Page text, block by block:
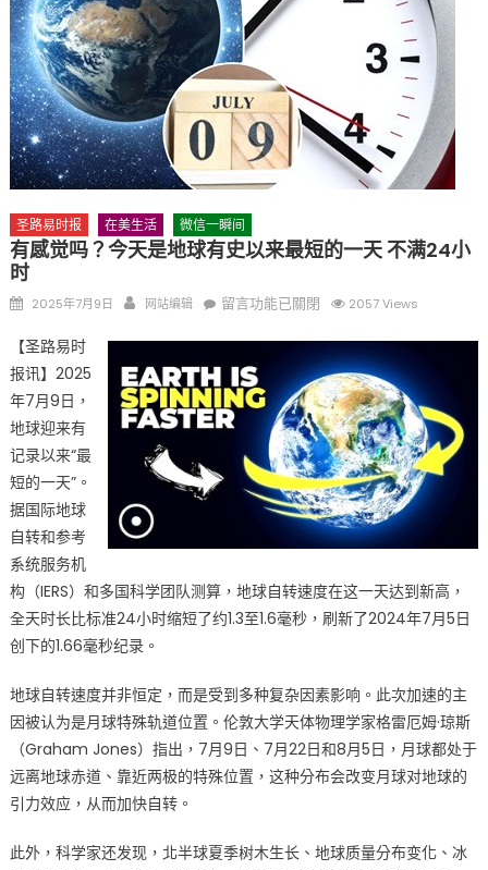
园“中华日三十周年特别报道（五）
筝声与琴韵交汇：刘励(Li Statler)与钢琴家Darek演绎一场古筝
与钢琴的精彩对话
圣路易时报 在美生活 微信一瞬间
有感觉吗？今天是地球有史以来最短的一天 不满24小
时
Posted
2025年7月9日 Author
网站编辑
在
吗？
今
是
有
以
来
的
一
天
不
小
留言功能已關閉 2057 Views
【圣路易时
报讯】2025
年7月9日，
地球迎来有
记录以来“最
短的一天”。
据国际地球
自转和参考
系统服务机
构（IERS）和多国科学团队测算，地球自转速度在这一天达到新高，
全天时长比标准24小时缩短了约1.3至1.6毫秒，刷新了2024年7月5日
创下的1.66毫秒纪录。
地球自转速度并非恒定，而是受到多种复杂因素影响。此次加速的主
因被认为是月球特殊轨道位置。伦敦大学天体物理学家格雷厄姆·琼斯
（Graham Jones）指出，7月9日、7月22日和8月5日，月球都处于
远离地球赤道、靠近两极的特殊位置，这种分布会改变月球对地球的
引力效应，从而加快自转。
此外，科学家还发现，北半球夏季树木生长、地球质量分布变化、冰